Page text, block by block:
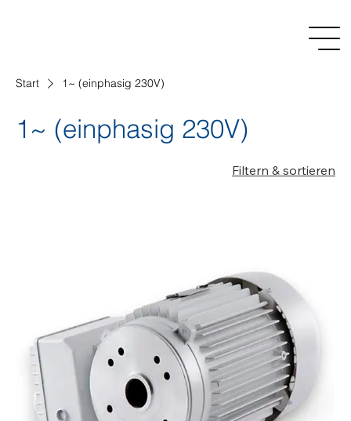
Start 1~ (einphasig 230V)
1~ (einphasig 230V)
Filtern & sortieren